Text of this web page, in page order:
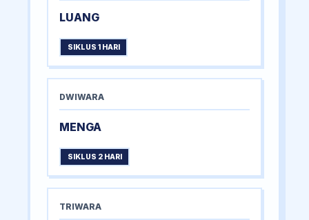
LUANG
SIKLUS 1 HARI
DWIWARA
MENGA
SIKLUS 2 HARI
TRIWARA